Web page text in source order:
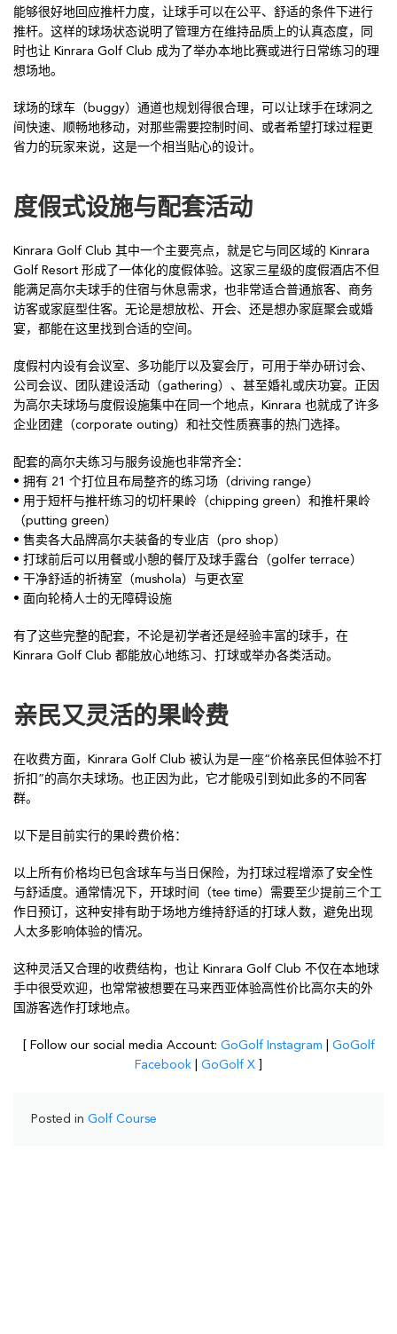
能够很好地回应推杆力度，让球手可以在公平、舒适的条件下进行
推杆。这样的球场状态说明了管理方在维持品质上的认真态度，同
时也让 Kinrara Golf Club 成为了举办本地比赛或进行日常练习的理
想场地。
球场的球车（buggy）通道也规划得很合理，可以让球手在球洞之
间快速、顺畅地移动，对那些需要控制时间、或者希望打球过程更
省力的玩家来说，这是一个相当贴心的设计。
度假式设施与配套活动
Kinrara Golf Club 其中一个主要亮点，就是它与同区域的 Kinrara
Golf Resort 形成了一体化的度假体验。这家三星级的度假酒店不但
能满足高尔夫球手的住宿与休息需求，也非常适合普通旅客、商务
访客或家庭型住客。无论是想放松、开会、还是想办家庭聚会或婚
宴，都能在这里找到合适的空间。
度假村内设有会议室、多功能厅以及宴会厅，可用于举办研讨会、
公司会议、团队建设活动（gathering）、甚至婚礼或庆功宴。正因
为高尔夫球场与度假设施集中在同一个地点，Kinrara 也就成了许多
企业团建（corporate outing）和社交性质赛事的热门选择。
配套的高尔夫练习与服务设施也非常齐全：
• 拥有 21 个打位且布局整齐的练习场（driving range）
• 用于短杆与推杆练习的切杆果岭（chipping green）和推杆果岭
（putting green）
• 售卖各大品牌高尔夫装备的专业店（pro shop）
• 打球前后可以用餐或小憩的餐厅及球手露台（golfer terrace）
• 干净舒适的祈祷室（mushola）与更衣室
• 面向轮椅人士的无障碍设施
有了这些完整的配套，不论是初学者还是经验丰富的球手，在
Kinrara Golf Club 都能放心地练习、打球或举办各类活动。
亲民又灵活的果岭费
在收费方面，Kinrara Golf Club 被认为是一座“价格亲民但体验不打
折扣”的高尔夫球场。也正因为此，它才能吸引到如此多的不同客
群。
以下是目前实行的果岭费价格：
以上所有价格均已包含球车与当日保险，为打球过程增添了安全性
与舒适度。通常情况下，开球时间（tee time）需要至少提前三个工
作日预订，这种安排有助于场地方维持舒适的打球人数，避免出现
人太多影响体验的情况。
这种灵活又合理的收费结构，也让 Kinrara Golf Club 不仅在本地球
手中很受欢迎，也常常被想要在马来西亚体验高性价比高尔夫的外
国游客选作打球地点。
[ Follow our social media Account: GoGolf Instagram
GoGolf
Facebook
GoGolf X
Posted in Golf Course